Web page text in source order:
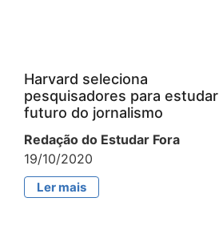
Harvard seleciona
pesquisadores para estudar
futuro do jornalismo
Redação do Estudar Fora
19/10/2020
Ler mais